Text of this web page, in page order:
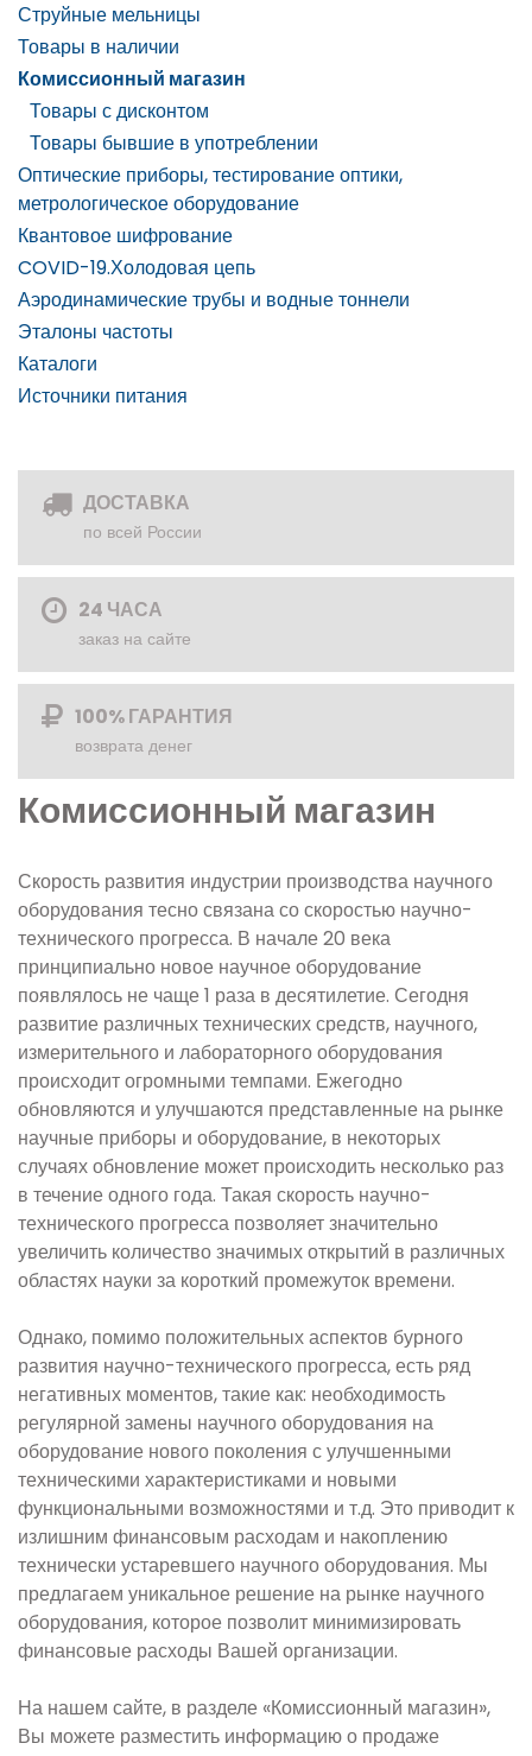
Струйные мельницы
Товары в наличии
Комиссионный магазин
Товары с дисконтом
Товары бывшие в употреблении
Оптические приборы, тестирование оптики,
метрологическое оборудование
Квантовое шифрование
COVID-19.Холодовая цепь
Аэродинамические трубы и водные тоннели
Эталоны частоты
Каталоги
Источники питания
ДОСТАВКА
по всей России
24 ЧАСА
заказ на сайте
100% ГАРАНТИЯ
возврата денег
Комиссионный магазин
Скорость развития индустрии производства научного
оборудования тесно связана со скоростью научно-
технического прогресса. В начале 20 века
принципиально новое научное оборудование
появлялось не чаще 1 раза в десятилетие. Сегодня
развитие различных технических средств, научного,
измерительного и лабораторного оборудования
происходит огромными темпами. Ежегодно
обновляются и улучшаются представленные на рынке
научные приборы и оборудование, в некоторых
случаях обновление может происходить несколько раз
в течение одного года. Такая скорость научно-
технического прогресса позволяет значительно
увеличить количество значимых открытий в различных
областях науки за короткий промежуток времени.
Однако, помимо положительных аспектов бурного
развития научно-технического прогресса, есть ряд
негативных моментов, такие как: необходимость
регулярной замены научного оборудования на
оборудование нового поколения с улучшенными
техническими характеристиками и новыми
функциональными возможностями и т.д. Это приводит к
излишним финансовым расходам и накоплению
технически устаревшего научного оборудования. Мы
предлагаем уникальное решение на рынке научного
оборудования, которое позволит минимизировать
финансовые расходы Вашей организации.
На нашем сайте, в разделе «Комиссионный магазин»,
Вы можете разместить информацию о продаже